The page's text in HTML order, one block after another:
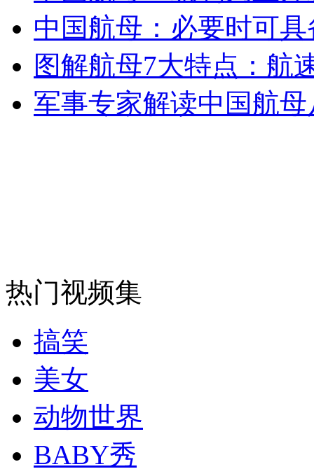
外交部：有关国家言论片面不公正
纽约上演“枕头大战”
司机酒驾遇交警 急速倒车逃窜
中国航母：必要时可
图解航母7大特点：航
军事专家解读中国航
热门视频集
搞笑
美女
动物世界
BABY秀